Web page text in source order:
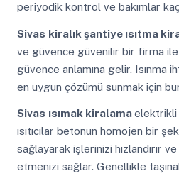
periyodik kontrol ve bakımlar
Sivas kiralık şantiye ısıtma
ve güvence güvenilir bir firma
güvence anlamına gelir. Isınma
en uygun çözümü sunmak için
Sivas ısımak kiralamaelektrikli
ısıtıcılar betonun homojen bir
sağlayarak işlerinizi hızlandırır
etmenizi sağlar. Genellikle